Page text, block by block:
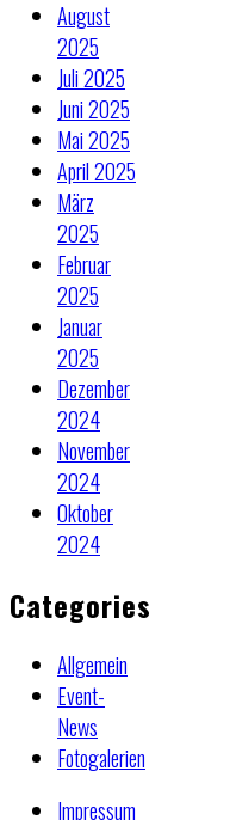
August
2025
Juli 2025
Juni 2025
Mai 2025
April 2025
März
2025
Februar
2025
Januar
2025
Dezember
2024
November
2024
Oktober
2024
Categories
Allgemein
Event-
News
Fotogalerien
Impressum